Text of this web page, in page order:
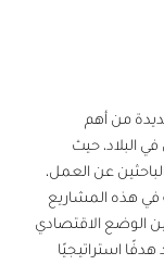
من أهم
حيث
عن العمل،
المشاريع
الاقتصادي
استراتيجيًا